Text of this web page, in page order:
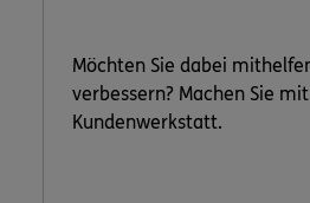
Möchten Sie dabei
verbessern? Machen Sie
Kundenwerkstatt.